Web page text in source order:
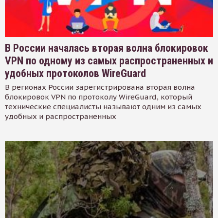
В России началась вторая волна блокировок
VPN по одному из самых распространенных и
удобных протоколов WireGuard
В регионах России зарегистрирована вторая волна
блокировок VPN по протоколу WireGuard, который
технические специалисты называют одним из самых
удобных и распространенных